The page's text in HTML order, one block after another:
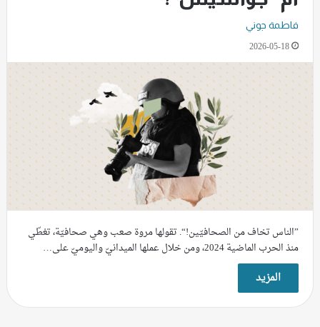
فاطمة جوني
2026-05-18
”الناس تخاف من الصحافيّين!“. تقولها مروة صعب وهي صحافيّة، تغطّي
منذ الحرب الماضية 2024، ومن خلال عملها الميدانيّ واليوميّ على…
المزيد